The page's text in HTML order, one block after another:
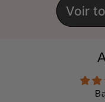
Voir